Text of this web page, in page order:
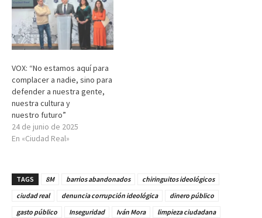
VOX: “No estamos aquí para
complacer a nadie, sino para
defender a nuestra gente,
nuestra cultura y
nuestro futuro”
24 de junio de 2025
En «Ciudad Real»
TAGS 8M barrios abandonados
chiringuitos ideológicos
ciudad real
denuncia corrupción ideológica
dinero público
gasto público
Inseguridad Iván Mora
limpieza ciudadana